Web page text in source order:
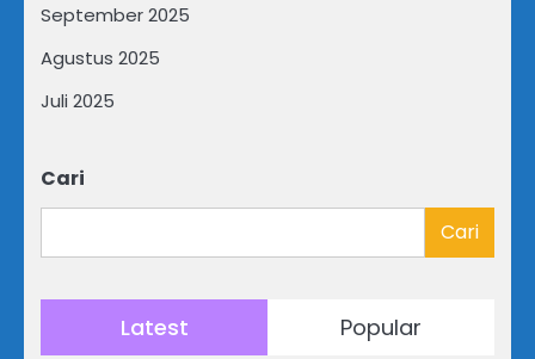
September 2025
Agustus 2025
Juli 2025
Cari
Cari
Latest Popular